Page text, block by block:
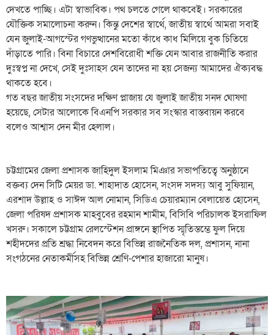
দেখতে পাচ্ছি। এটা স্বাভাবিক। পথ চলতে গেলে থাকবেই। সরকারের
যৌক্তিক সমালোচনা করুন। কিন্তু দেশের স্বার্থে, জাতীয় স্বার্থে আমরা সবাই
যেন জুলাই-আগস্টের গণভুত্থানের মতো কাঁধে কাধ মিলিয়ে বুক চিতিয়ে
দাঁড়াতে পারি। বিনা বিচারে দেশবিরোধী শক্তি যেন আবার রাজনীতি করার
দুঃস্বপ্ন না দেখে, সেই দুঃসাহস যেন তাদের না হয় সেজন্য আমাদের ঐক্যবদ্ধ
থাকতে হবে।
গত বছর জাতীয় সংসদের দক্ষিণ প্লাজায় যে জুলাই জাতীয় সনদ ঘোষণা
হয়েছে, সেটার আলোকে বিএনপি সরকার সব সংস্কার বাস্তবায়ন করবে
বলেও আশ্বাস দেন মীর হেলাল।
চট্টগ্রামের জেলা প্রশাসক জাহিদুল ইসলাম মিঞার সভাপতিত্বে অনুষ্ঠানে
বক্তব্য দেন সিটি মেয়র ডা. শাহাদাত হোসেন, সংসদ সদস্য আবু সুফিয়ান,
এরশাদ উল্লাহ ও সাঈদ আল নোমান, সিডিএ চেয়ারম্যান বেলায়েত হোসেন,
জেলা পরিষদ প্রশাসক মাহবুবের রহমান শামীম, বিসিবি পরিচালক ইসরাফিল
খসরু। সকালে চট্টগ্রাম রেলস্টেশন প্রাঙ্গনে স্থাপিত স্মৃতিস্তম্ভে ফুল দিয়ে
শহীদদের প্রতি শ্রদ্ধা নিবেদন করে বিভিন্ন রাজনৈতিক দল, প্রশাসন, নানা
সংগঠনের নেতাকর্মীসহ বিভিন্ন শ্রেণি-পেশার হাজারো মানুষ।